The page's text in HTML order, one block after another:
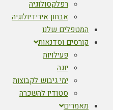
רפלקסולוגיה
אבחון אירידיולוגיה
המטפלים שלנו
קורסים וסדנאות
פעילויות
יוגה
ימי גיבוש לקבוצות
סטודיו להשכרה
מאמרים